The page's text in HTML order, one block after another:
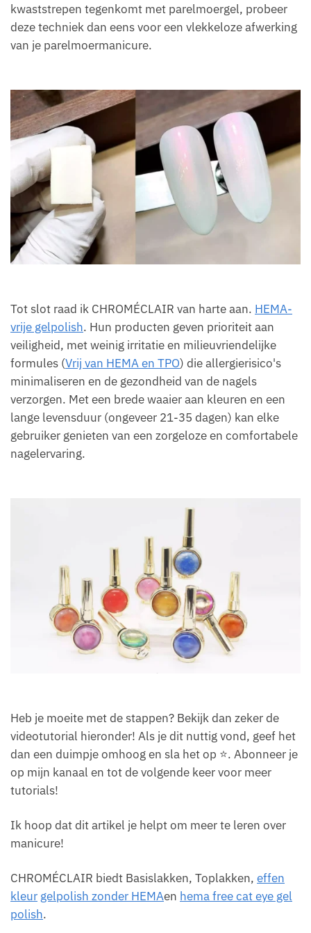
kwaststrepen tegenkomt met parelmoergel, probeer
deze techniek dan eens voor een vlekkeloze afwerking
van je parelmoermanicure.
Tot slot raad ik CHROMÉCLAIR van harte aan. HEMA-
vrije gelpolish. Hun producten geven prioriteit aan
veiligheid, met weinig irritatie en milieuvriendelijke
formules (Vrij van HEMA en TPO) die allergierisico's
minimaliseren en de gezondheid van de nagels
verzorgen. Met een brede waaier aan kleuren en een
lange levensduur (ongeveer 21-35 dagen) kan elke
gebruiker genieten van een zorgeloze en comfortabele
nagelervaring.
Heb je moeite met de stappen? Bekijk dan zeker de
videotutorial hieronder! Als je dit nuttig vond, geef het
dan een duimpje omhoog en sla het op ⭐. Abonneer je
op mijn kanaal en tot de volgende keer voor meer
tutorials!
Ik hoop dat dit artikel je helpt om meer te leren over
manicure!
CHROMÉCLAIR biedt Basislakken, Toplakken, effen
kleur gelpolish zonder HEMAen hema free cat eye gel
polish.